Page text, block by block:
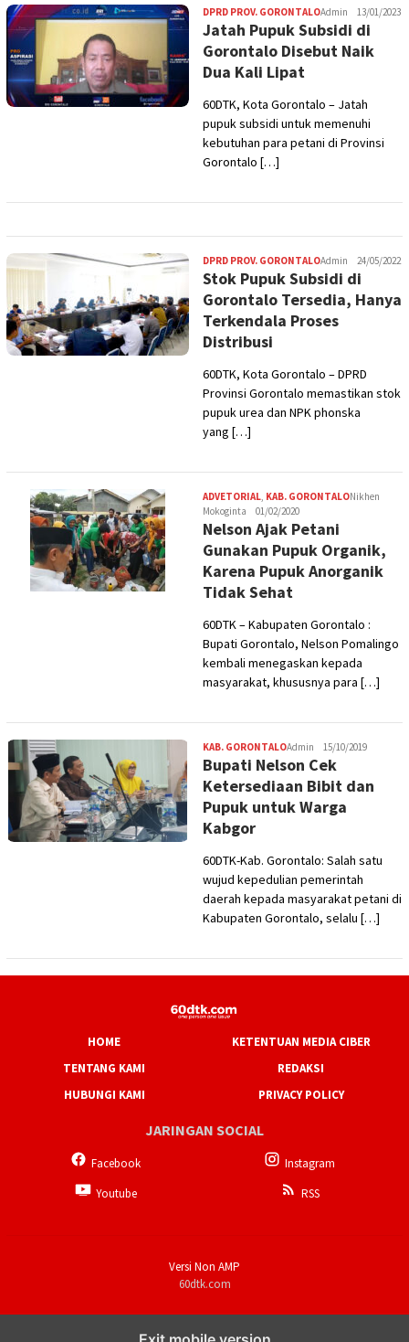
DPRD PROV. GORONTALOAdmin 13/01/2023
Jatah Pupuk Subsidi di
Gorontalo Disebut Naik
Dua Kali Lipat
60DTK, Kota Gorontalo – Jatah
pupuk subsidi untuk memenuhi
kebutuhan para petani di Provinsi
Gorontalo […]
DPRD PROV. GORONTALOAdmin 24/05/2022
Stok Pupuk Subsidi di
Gorontalo Tersedia, Hanya
Terkendala Proses
Distribusi
60DTK, Kota Gorontalo – DPRD
Provinsi Gorontalo memastikan stok
pupuk urea dan NPK phonska
yang […]
ADVETORIAL, KAB. GORONTALONikhen
Mokoginta
01/02/2020
Nelson Ajak Petani
Gunakan Pupuk Organik,
Karena Pupuk Anorganik
Tidak Sehat
60DTK – Kabupaten Gorontalo :
Bupati Gorontalo, Nelson Pomalingo
kembali menegaskan kepada
masyarakat, khususnya para […]
KAB. GORONTALOAdmin 15/10/2019
Bupati Nelson Cek
Ketersediaan Bibit dan
Pupuk untuk Warga
Kabgor
60DTK-Kab. Gorontalo: Salah satu
wujud kepedulian pemerintah
daerah kepada masyarakat petani di
Kabupaten Gorontalo, selalu […]
HOME
KETENTUAN MEDIA CIBER
TENTANG KAMI
REDAKSI
HUBUNGI KAMI
PRIVACY POLICY
JARINGAN SOCIAL
Facebook
Instagram
Youtube
RSS
Versi Non AMP
60dtk.com